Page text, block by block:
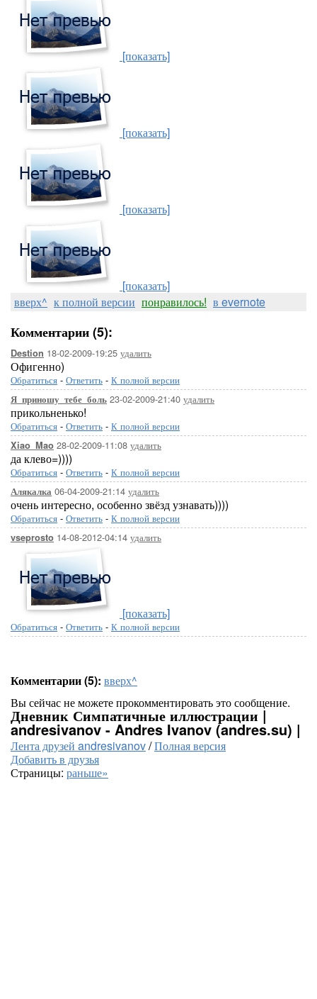
[показать]
[показать]
[показать]
[показать]
вверх^ к полной версии понравилось! в evernote
Комментарии (5):
Destion 18-02-2009-19:25 удалить
Офигенно)
Обратиться - Ответить - К полной версии
Я_приношу_тебе_боль 23-02-2009-21:40 удалить
прикольненько!
Обратиться - Ответить - К полной версии
Xiao_Mao 28-02-2009-11:08 удалить
да клево=))))
Обратиться - Ответить - К полной версии
Алякалка 06-04-2009-21:14 удалить
очень интересно, особенно звёзд узнавать))))
Обратиться - Ответить - К полной версии
vseprosto 14-08-2012-04:14 удалить
[показать]
Обратиться - Ответить - К полной версии
Комментарии (5): вверх^
Вы сейчас не можете прокомментировать это сообщение.
Дневник Симпатичные иллюстрации |
andresivanov - Andres Ivanov (andres.su) |
Лента друзей andresivanov/Полная версия
Добавить в друзья
Страницы: раньше»